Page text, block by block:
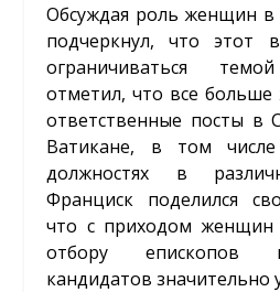
Обсуждая роль женщин
подчеркнул, что этот
ограничиваться
отметил, что все
ответственные посты в
Ватикане, в том
должностях в
Франциск поделился
что с приходом женщин
отбору епископов
кандидатов значительно